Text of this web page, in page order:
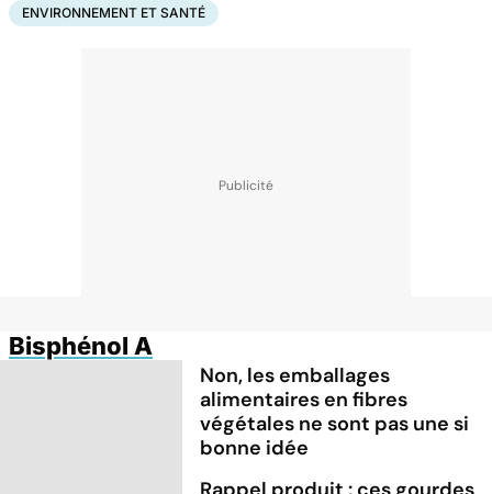
ENVIRONNEMENT ET SANTÉ
Bisphénol A
Non, les emballages
alimentaires en fibres
végétales ne sont pas une si
bonne idée